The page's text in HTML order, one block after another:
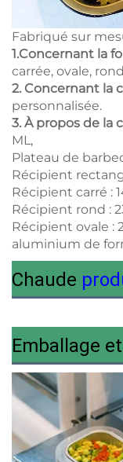
Fabriqué sur
1.Concernant la
carrée, ovale,
2. Concernant la
personnalisée.
3. À propos de la
ML,
Plateau de
Récipient
Récipient carré :
Récipient rond :
Récipient ovale :
aluminium de
Chaude
Emballage